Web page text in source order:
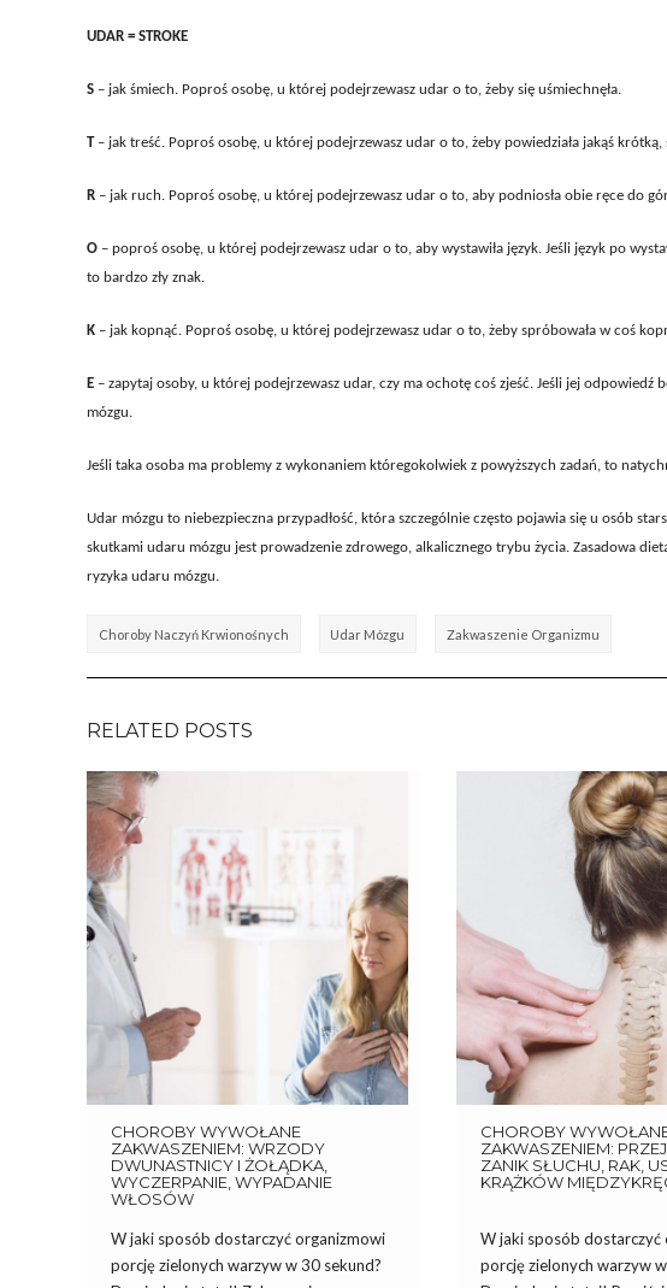
UDAR = STROKE
S – jak śmiech. Poproś osobę, u której podejrzewasz udar o to, żeby się uśmiechnęła.
T – jak treść. Poproś osobę, u której podejrzewasz udar o to, żeby powiedziała jakąś
R – jak ruch. Poproś osobę, u której podejrzewasz udar o to, aby podniosła obie ręce do
O – poproś osobę, u której podejrzewasz udar o to, aby wystawiła język. Jeśli język po
to bardzo zły znak.
K – jak kopnąć. Poproś osobę, u której podejrzewasz udar o to, żeby spróbowała w coś
E – zapytaj osoby, u której podejrzewasz udar, czy ma ochotę coś zjeść. Jeśli jej
mózgu.
Jeśli taka osoba ma problemy z wykonaniem któregokolwiek z powyższych zadań, to
Udar mózgu to niebezpieczna przypadłość, która szczególnie często pojawia się u osób
skutkami udaru mózgu jest prowadzenie zdrowego, alkalicznego trybu życia. Zasadowa
ryzyka udaru mózgu.
Choroby Naczyń Krwionośnych Udar Mózgu Zakwaszenie Organizmu
RELATED POSTS
CHOROBY WYWOŁANE
ZAKWASZENIEM: WRZODY
DWUNASTNICY I ŻOŁĄDKA,
WYCZERPANIE, WYPADANIE
WŁOSÓW
W jaki sposób dostarczyć organizmowi
porcję zielonych warzyw w 30 sekund?
CHOROBY
ZAKWASZENIEM:
ZANIK SŁUCHU, RAK,
KRĄŻKÓW
W jaki sposób dostarczyć
porcję zielonych warzyw